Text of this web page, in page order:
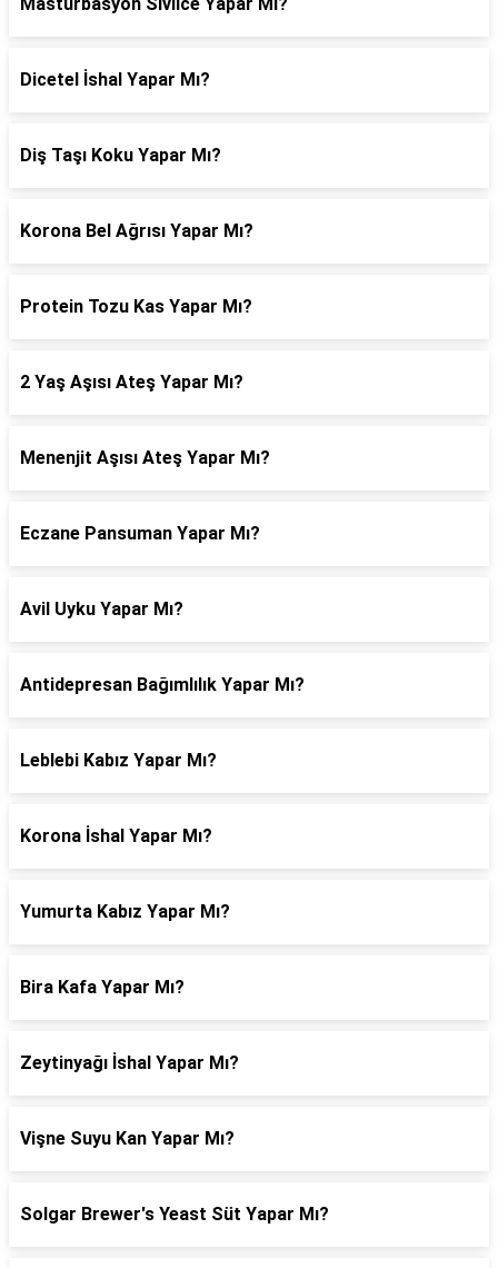
Dicetel İshal Yapar Mı?
Diş Taşı Koku Yapar Mı?
Korona Bel Ağrısı Yapar Mı?
Protein Tozu Kas Yapar Mı?
2 Yaş Aşısı Ateş Yapar Mı?
Menenjit Aşısı Ateş Yapar Mı?
Eczane Pansuman Yapar Mı?
Avil Uyku Yapar Mı?
Antidepresan Bağımlılık Yapar Mı?
Leblebi Kabız Yapar Mı?
Korona İshal Yapar Mı?
Yumurta Kabız Yapar Mı?
Bira Kafa Yapar Mı?
Zeytinyağı İshal Yapar Mı?
Vişne Suyu Kan Yapar Mı?
Solgar Brewer's Yeast Süt Yapar Mı?